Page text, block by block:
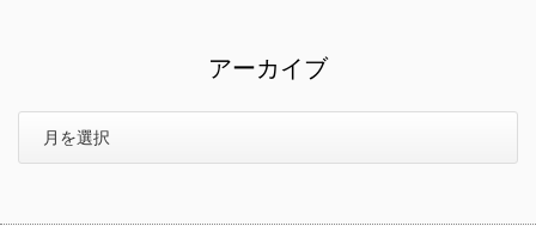
アーカイブ